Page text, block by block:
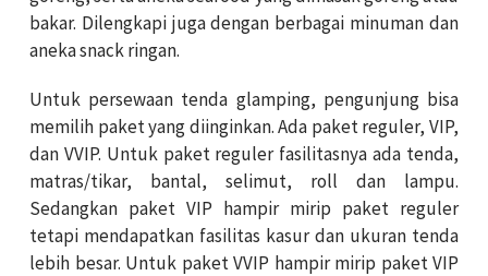
bakar. Dilengkapi juga dengan berbagai minuman dan
aneka snack ringan.
Untuk persewaan tenda glamping, pengunjung bisa
memilih paket yang diinginkan. Ada paket reguler, VIP,
dan VVIP. Untuk paket reguler fasilitasnya ada tenda,
matras/tikar, bantal, selimut, roll dan lampu.
Sedangkan paket VIP hampir mirip paket reguler
tetapi mendapatkan fasilitas kasur dan ukuran tenda
lebih besar. Untuk paket VVIP hampir mirip paket VIP